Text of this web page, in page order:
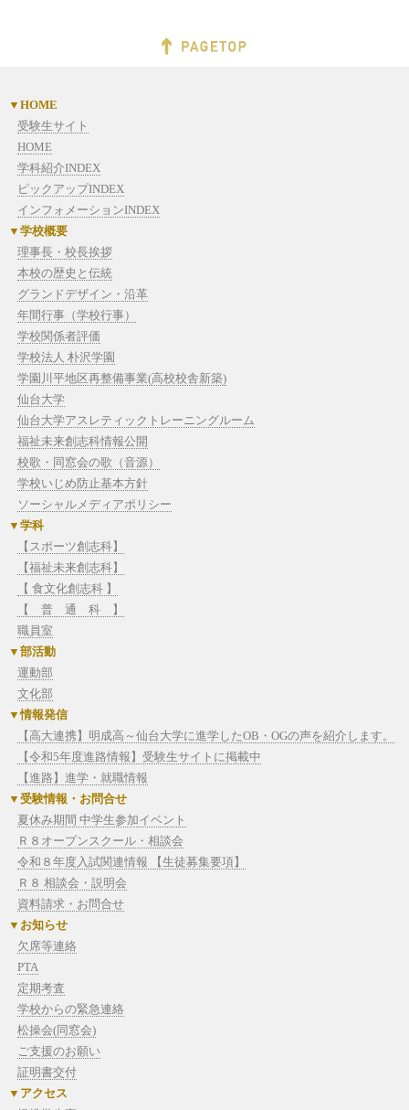
HOME
受験生サイト
HOME
学科紹介INDEX
ピックアップINDEX
インフォメーションINDEX
学校概要
理事長・校長挨拶
本校の歴史と伝統
グランドデザイン・沿革
年間行事（学校行事）
学校関係者評価
学校法人 朴沢学園
学園川平地区再整備事業(高校校舎新築)
仙台大学
仙台大学アスレティックトレーニングルーム
福祉未来創志科情報公開
校歌・同窓会の歌（音源）
学校いじめ防止基本方針
ソーシャルメディアポリシー
学科
【スポーツ創志科】
【福祉未来創志科】
【 食文化創志科 】
【 普 通 科 】
職員室
部活動
運動部
文化部
情報発信
【高大連携】明成高～仙台大学に進学したOB・OGの声を紹介します。
【令和5年度進路情報】受験生サイトに掲載中
【進路】進学・就職情報
受験情報・お問合せ
夏休み期間 中学生参加イベント
Ｒ８オープンスクール・相談会
令和８年度入試関連情報 【生徒募集要項】
Ｒ８ 相談会・説明会
資料請求・お問合せ
お知らせ
欠席等連絡
PTA
定期考査
学校からの緊急連絡
松操会(同窓会)
ご支援のお願い
証明書交付
アクセス